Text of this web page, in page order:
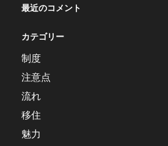
最近のコメント
カテゴリー
制度
注意点
流れ
移住
魅力